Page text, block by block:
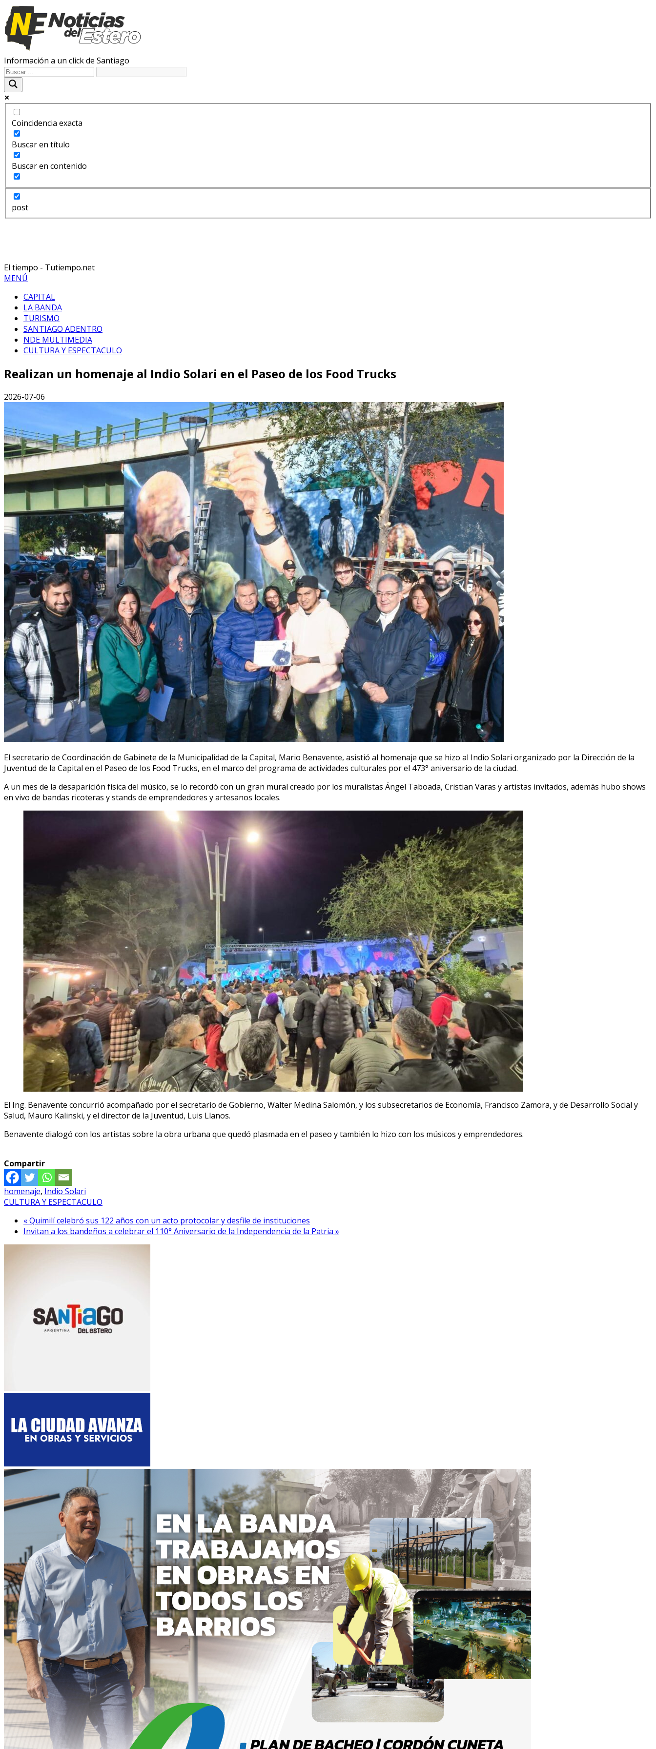
Información a un click de Santiago
Coincidencia exacta
Buscar en título
Buscar en contenido
post
El tiempo - Tutiempo.net
MENÚ
CAPITAL
LA BANDA
TURISMO
SANTIAGO ADENTRO
NDE MULTIMEDIA
CULTURA Y ESPECTACULO
Realizan un homenaje al Indio Solari en el Paseo de los Food Trucks
2026-07-06
El secretario de Coordinación de Gabinete de la Municipalidad de la Capital, Mario Benavente, asistió al homenaje que se hizo al Indio Solari organizado por la Dirección de la
Juventud de la Capital en el Paseo de los Food Trucks, en el marco del programa de actividades culturales por el 473° aniversario de la ciudad.
A un mes de la desaparición física del músico, se lo recordó con un gran mural creado por los muralistas Ángel Taboada, Cristian Varas y artistas invitados, además hubo shows
en vivo de bandas ricoteras y stands de emprendedores y artesanos locales.
El Ing. Benavente concurrió acompañado por el secretario de Gobierno, Walter Medina Salomón, y los subsecretarios de Economía, Francisco Zamora, y de Desarrollo Social y
Salud, Mauro Kalinski, y el director de la Juventud, Luis Llanos.
Benavente dialogó con los artistas sobre la obra urbana que quedó plasmada en el paseo y también lo hizo con los músicos y emprendedores.
Compartir
homenaje, Indio Solari
CULTURA Y ESPECTACULO
« Quimilí celebró sus 122 años con un acto protocolar y desfile de instituciones
Invitan a los bandeños a celebrar el 110° Aniversario de la Independencia de la Patria »